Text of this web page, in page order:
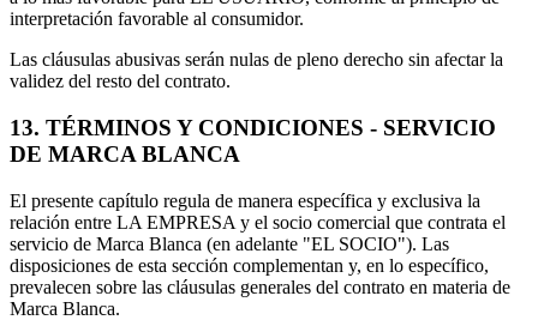
interpretación favorable al consumidor.
Las cláusulas abusivas serán nulas de pleno derecho sin afectar la
validez del resto del contrato.
13. TÉRMINOS Y CONDICIONES - SERVICIO
DE MARCA BLANCA
El presente capítulo regula de manera específica y exclusiva la
relación entre LA EMPRESA y el socio comercial que contrata el
servicio de Marca Blanca (en adelante "EL SOCIO"). Las
disposiciones de esta sección complementan y, en lo específico,
prevalecen sobre las cláusulas generales del contrato en materia de
Marca Blanca.